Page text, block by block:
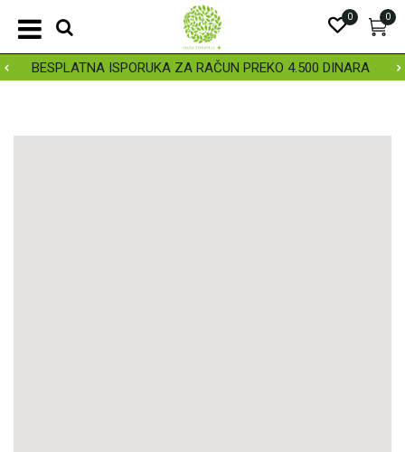
BESPLATNA ISPORUKA ZA RAČUN PREKO 4.500 DINARA
0
0